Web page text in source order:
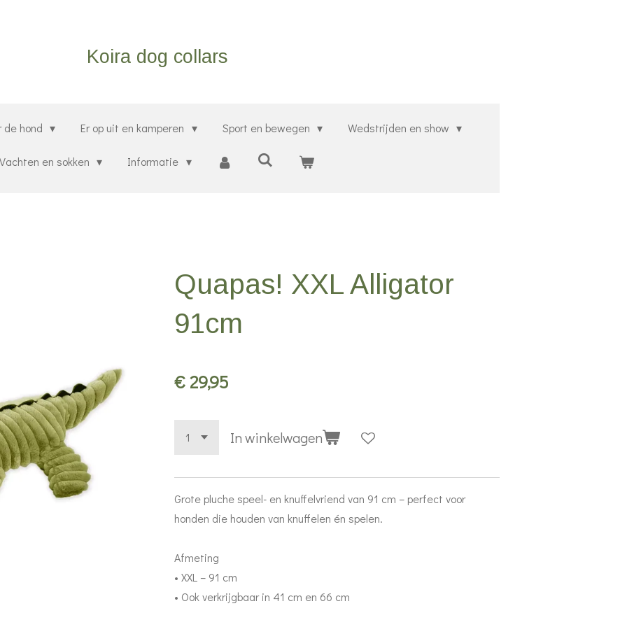
Koira dog collars
de hond Er op uit en kamperen Sport en bewegen Wedstrijden en show
Vachten en sokken Informatie
Quapas! XXL Alligator
91cm
€ 29,95
In winkelwagen
Grote pluche speel- en knuffelvriend van 91 cm – perfect voor
honden die houden van knuffelen én spelen.
Afmeting
• XXL – 91 cm
• Ook verkrijgbaar in 41 cm en 66 cm